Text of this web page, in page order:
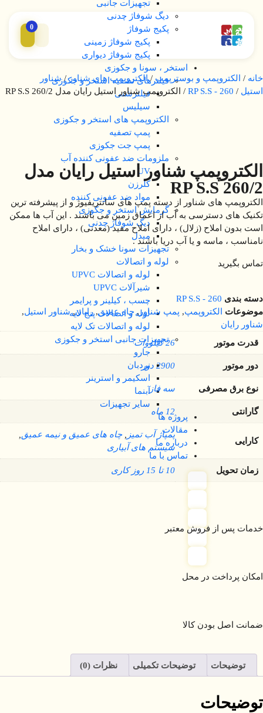
تجهیزات جانبی
دیگ شوفاژ چدنی
پکیج شوفاژ
پکیج شوفاژ زمینی
پکیج شوفاژ دیواری
استخر ، سونا و جکوزی
فیلترهای تصفیه استخر و جکوزی
فیلترشنی
سیلیس
الکتروپمپ های استخر و جکوزی
پمپ تصفیه
پمپ جت جکوزی
ملزومات ضد عفونی کننده آب
UV
کلرزن
مواد ضد عفونی کننده
گرمایش استخر و جکوزی
دیگ شوفاژ چدنی
مبدل
تجهیزات سونا خشک و بخار
لوله و اتصالات
لوله و اتصالات UPVC
شیرآلات UPVC
چسب ، کیلینر و پرایمر
لوله و اتصالات پنج لایه
لوله و اتصالات تک لایه
تجهیزات جانبی استخر و جکوزی
جارو
نردبان
اسکیمر و استرینر
آبنما
سایر تجهیزات
پروژه ها
مقالات
درباره ما
تماس با ما
0
خانه / الکتروپمپ و بوسترپمپ /الکتروپمپ های شناور/شناور
استیل /
RP S.S - 260 / الکتروپمپ شناور استیل رایان مدل RP S.S 260/2
الکتروپمپ شناور استیل رایان مدل
RP S.S 260/2
الکتروپمپ های شناور از دسته پمپ های سانتریفیوژ و از پیشرفته ترین
تکنیک های دسترسی به آب از اعماق زمین می باشند . این آب ها ممکن
است بدون املاح (زلال) ، دارای املاح مفید (معدنی) ، دارای املاح
نامناسب ، ماسه و یا آب دریا باشند .
تماس بگیرید
دسته بندی RP S.S - 260
موضوعات
الکتروپمپ, پمپ شناور,چاه عمیق,رایان,شناور استیل,
شناور رایان
قدرت موتور
26 کیلووات
دور موتور 2900 دور
نوع برق مصرفی سه فاز
گارانتی 12 ماه
کارایی
پمپاژ آب تمیز ,چاه های عمیق و نیمه عمیق
سیستم های آبیاری
زمان تحویل 10 تا 15 روز کاری
خدمات پس از فروش معتبر
امکان پرداخت در محل
ضمانت اصل بودن کالا
توضیحات توضیحات تکمیلی نظرات (0)
توضیحات